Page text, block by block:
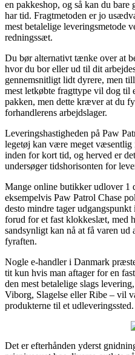
en pakkeshop, og så kan du
har tid. Fragtmetoden er jo
mest betalelige leveringsmetode
redningssæt.
Du bør alternativt tænke over at
hvor du bor eller ud til dit
gennemsnitligt lidt dyrere, men
mest letkøbte fragttype vil dog til
pakken, men dette kræver at du
forhandlerens arbejdslager.
Leveringshastigheden på Paw
legetøj kan være meget
inden for kort tid, og herved er
undersøger tidshorisonten for
Mange online butikker udlover 1
eksempelvis Paw Patrol Chase
desto mindre tager
forud for et fast klokkeslæt, med
sandsynligt kan nå at få varen
fyraften.
Nogle e-handler i Danmark
tit kun hvis man aftager for en
den mest betalelige slags
Viborg, Slagelse eller Ribe – vil
produkterne til et udleveringssted.
Det er efterhånden yderst